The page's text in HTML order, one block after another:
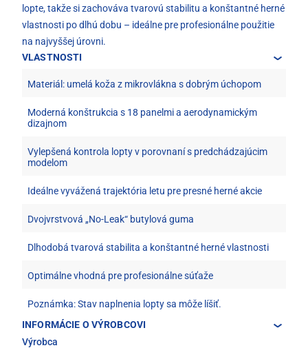
lopte, takže si zachováva tvarovú stabilitu a konštantné herné
vlastnosti po dlhú dobu – ideálne pre profesionálne použitie
na najvyššej úrovni.
VLASTNOSTI
Materiál: umelá koža z mikrovlákna s dobrým úchopom
Moderná konštrukcia s 18 panelmi a aerodynamickým
dizajnom
Vylepšená kontrola lopty v porovnaní s predchádzajúcim
modelom
Ideálne vyvážená trajektória letu pre presné herné akcie
Dvojvrstvová „No-Leak“ butylová guma
Dlhodobá tvarová stabilita a konštantné herné vlastnosti
Optimálne vhodná pre profesionálne súťaže
Poznámka: Stav naplnenia lopty sa môže líšiť.
INFORMÁCIE O VÝROBCOVI
Výrobca